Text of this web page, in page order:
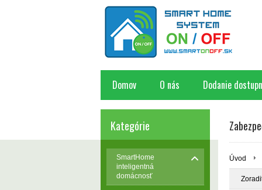
Domov O nás Dodanie
Kategórie
SmartHome
inteligentná
domácnosť
Úvod